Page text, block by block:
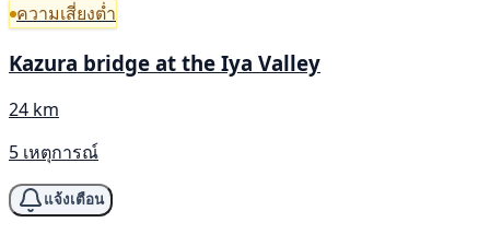
ความเสี่ยงต่ำ
Kazura bridge at the Iya Valley
24 km
5 เหตุการณ์
แจ้งเตือน